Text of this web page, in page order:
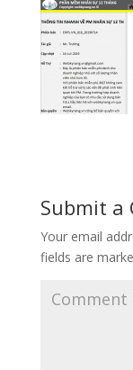
Submit a
Your email
fields are